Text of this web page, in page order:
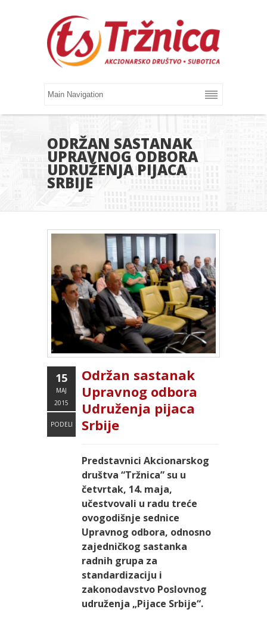
ODRŽAN SASTANAK
UPRAVNOG ODBORA
UDRUŽENJA PIJACA
SRBIJE
15
MAJ
2015
PODELI
Održan sastanak
Upravnog odbora
Udruženja pijaca
Srbije
Predstavnici Akcionarskog
društva “Tržnica” su u
četvrtak, 14. maja,
učestvovali u radu treće
ovogodišnje sednice
Upravnog odbora, odnosno
zajedničkog sastanka
radnih grupa za
standardizaciju i
zakonodavstvo Poslovnog
udruženja „Pijace Srbije“.